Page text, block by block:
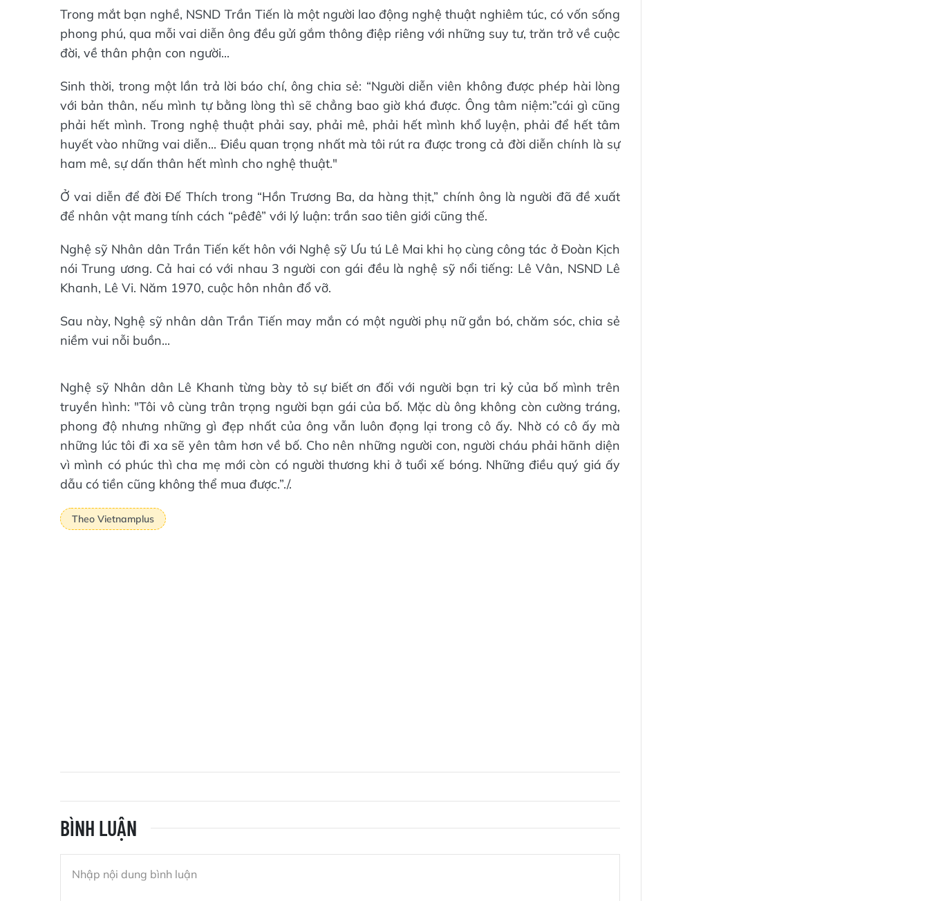
Trong mắt bạn nghề, NSND Trần Tiến là một người lao động nghệ thuật nghiêm túc, có vốn sống
phong phú, qua mỗi vai diễn ông đều gửi gắm thông điệp riêng với những suy tư, trăn trở về cuộc
đời, về thân phận con người...
Sinh thời, trong một lần trả lời báo chí, ông chia sẻ: “Người diễn viên không được phép hài lòng
với bản thân, nếu mình tự bằng lòng thì sẽ chẳng bao giờ khá được. Ông tâm niệm:”cái gì cũng
phải hết mình. Trong nghệ thuật phải say, phải mê, phải hết mình khổ luyện, phải để hết tâm
huyết vào những vai diễn... Điều quan trọng nhất mà tôi rút ra được trong cả đời diễn chính là sự
ham mê, sự dấn thân hết mình cho nghệ thuật."
Ở vai diễn để đời Đế Thích trong “Hồn Trương Ba, da hàng thịt,” chính ông là người đã đề xuất
để nhân vật mang tính cách “pêđê” với lý luận: trần sao tiên giới cũng thế.
Nghệ sỹ Nhân dân Trần Tiến kết hôn với Nghệ sỹ Ưu tú Lê Mai khi họ cùng công tác ở Đoàn Kịch
nói Trung ương. Cả hai có với nhau 3 người con gái đều là nghệ sỹ nổi tiếng: Lê Vân, NSND Lê
Khanh, Lê Vi. Năm 1970, cuộc hôn nhân đổ vỡ.
Sau này, Nghệ sỹ nhân dân Trần Tiến may mắn có một người phụ nữ gắn bó, chăm sóc, chia sẻ
niềm vui nỗi buồn...
Nghệ sỹ Nhân dân Lê Khanh từng bày tỏ sự biết ơn đối với người bạn tri kỷ của bố mình trên
truyền hình: "Tôi vô cùng trân trọng người bạn gái của bố. Mặc dù ông không còn cường tráng,
phong độ nhưng những gì đẹp nhất của ông vẫn luôn đọng lại trong cô ấy. Nhờ có cô ấy mà
những lúc tôi đi xa sẽ yên tâm hơn về bố. Cho nên những người con, người cháu phải hãnh diện
vì mình có phúc thì cha mẹ mới còn có người thương khi ở tuổi xế bóng. Những điều quý giá ấy
dẫu có tiền cũng không thể mua được.”./.
Theo Vietnamplus
BÌNH LUẬN